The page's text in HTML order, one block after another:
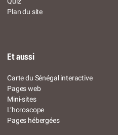
Plan du site
Et aussi
Carte du Sénégal interactive
Pages web
Mini-sites
L’horoscope
Pages hébergées